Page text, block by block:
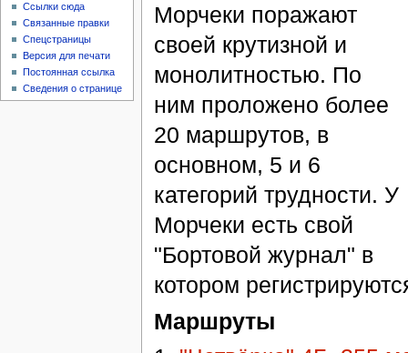
Морчеки поражают
своей крутизной и
монолитностью. По
ним проложено более
20 маршрутов, в
основном, 5 и 6
категорий трудности. У
Морчеки есть свой
"Бортовой журнал" в
котором
Маршруты
Ссылки сюда
Связанные правки
Спецстраницы
Версия для печати
Постоянная ссылка
Сведения о странице